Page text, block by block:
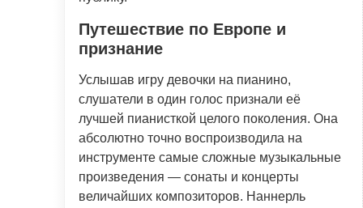
Путешествие по Европе и
признание
Услышав игру девочки на пианино,
слушатели в один голос признали её
лучшей пианисткой целого поколения. Она
абсолютно точно воспроизводила на
инструменте самые сложные музыкальные
произведения — сонаты и концерты
величайших композиторов. Наннерль